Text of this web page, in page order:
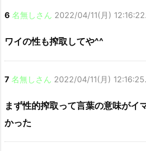
6 名無しさん 2022/04/11(月)
ワイの性も搾取してや^^
7 名無しさん 2022/04/11(月)
まず性的搾取って言葉の意味がイ
かった